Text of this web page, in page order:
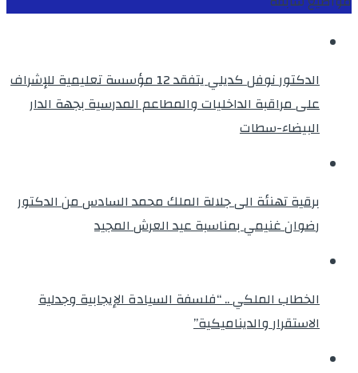
الدكتور نوفل كديلي يتفقد 12 مؤسسة تعليمية للإشراف
على مراقبة الداخليات والمطاعم المدرسية بجهة الدار
البيضاء-سطات
برقية تهنئة الى جلالة الملك محمد السادس من الدكتور
رضوان غنيمي بمناسبة عيد العرش المجيد
الخطاب الملكي .. “فلسفة السيادة الإيجابية وجدلية
الاستقرار والديناميكية”